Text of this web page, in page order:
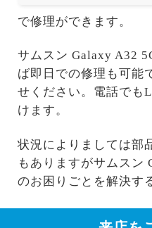
で修理ができます。
サムスン Galaxy A32
ば即日での修理も可能
せください。電話でも
けます。
状況によりましては部
もありますがサムスン
のお困りごとを解決す